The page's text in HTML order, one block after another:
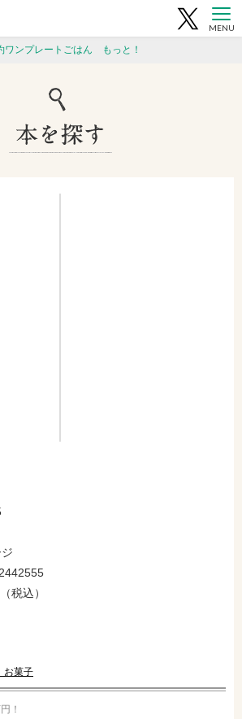
MENU
ワンプレートごはん もっと！
税込）
お菓子
！